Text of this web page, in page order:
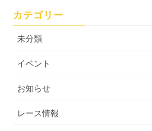
カテゴリー
未分類
イベント
お知らせ
レース情報